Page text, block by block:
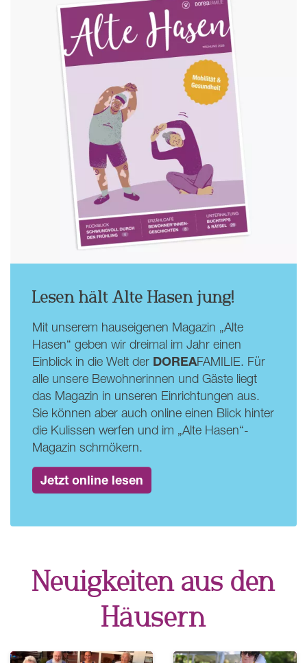
Lesen hält Alte Hasen jung!
Mit unserem hauseigenen Magazin „Alte
Hasen“ geben wir dreimal im Jahr einen
Einblick in die Welt der DOREAFAMILIE. Für
alle unsere Bewohnerinnen und Gäste liegt
das Magazin in unseren Einrichtungen aus.
Sie können aber auch online einen Blick hinter
die Kulissen werfen und im „Alte Hasen“-
Magazin schmökern.
Jetzt online lesen
Neuigkeiten aus den
Häusern